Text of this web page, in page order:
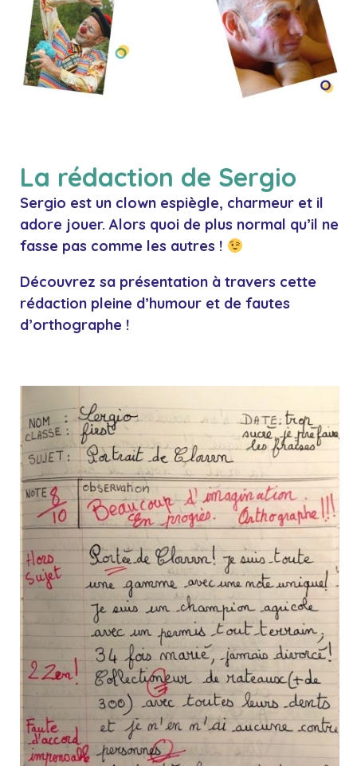
La rédaction de Sergio
Sergio est un clown espiègle, charmeur et il
adore jouer. Alors quoi de plus normal qu’il ne
fasse pas comme les autres !
Découvrez sa présentation à travers cette
rédaction pleine d’humour et de fautes
d’orthographe !